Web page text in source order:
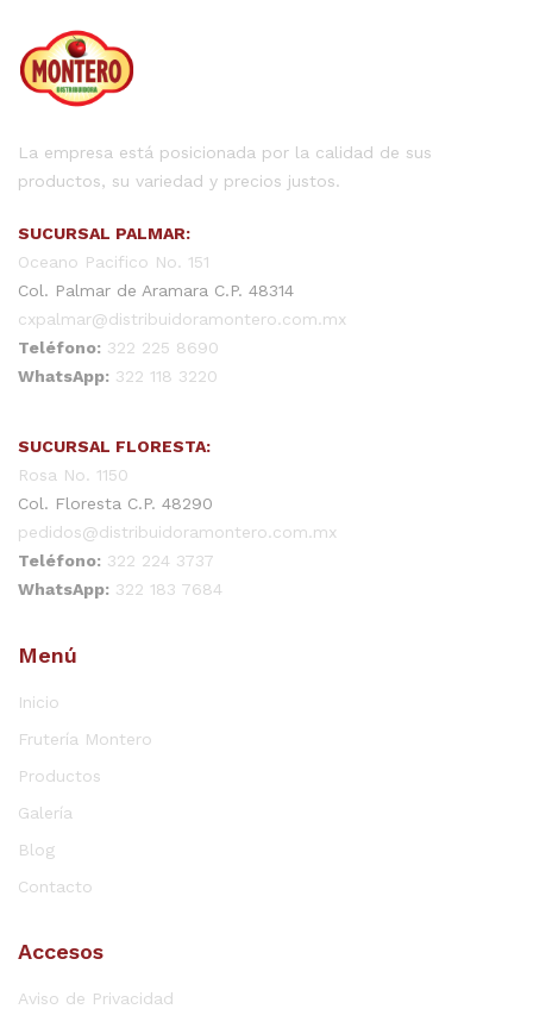
La empresa está posicionada por la calidad de sus
productos, su variedad y precios justos.
SUCURSAL PALMAR:
Oceano Pacifico No. 151
Col. Palmar de Aramara C.P. 48314
cxpalmar@distribuidoramontero.com.mx
Teléfono: 322 225 8690
WhatsApp: 322 118 3220
SUCURSAL FLORESTA:
Rosa No. 1150
Col. Floresta C.P. 48290
pedidos@distribuidoramontero.com.mx
Teléfono: 322 224 3737
WhatsApp: 322 183 7684
Menú
Inicio
Frutería Montero
Productos
Galería
Blog
Contacto
Accesos
Aviso de Privacidad